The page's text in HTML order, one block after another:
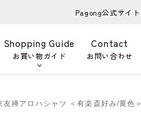
Pagong公式サイト
Shopping Guide
お買い物ガイド
Contact
お問い合わせ
友禅アロハシャツ ＜有楽斎好み/黄色＞